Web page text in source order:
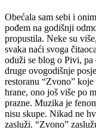
Obećala sam sebi i
pođem na godišnji
propustila. Neke su
svaka naći svoga
oduži se blog o Pivi,
druge ovogodišnje
restoranu “Zvono”
hrane, ono još više po
prazne. Muzika je
nisu skupe. Nikad ne
zasluži. “Zvono”